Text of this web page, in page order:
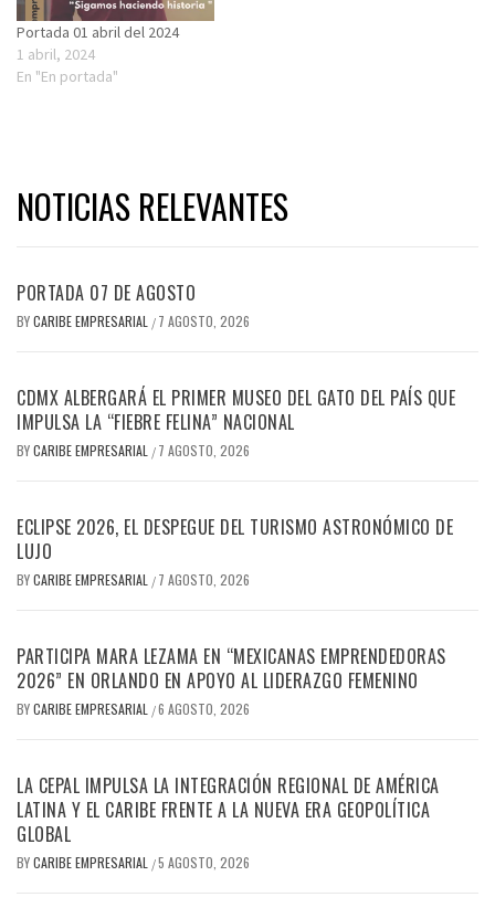
Portada 01 abril del 2024
1 abril, 2024
En "En portada"
NOTICIAS RELEVANTES
PORTADA 07 DE AGOSTO
BYCARIBE EMPRESARIAL / 7 AGOSTO, 2026
CDMX ALBERGARÁ EL PRIMER MUSEO DEL GATO DEL PAÍS QUE
IMPULSA LA “FIEBRE FELINA” NACIONAL
BYCARIBE EMPRESARIAL / 7 AGOSTO, 2026
ECLIPSE 2026, EL DESPEGUE DEL TURISMO ASTRONÓMICO DE
LUJO
BYCARIBE EMPRESARIAL / 7 AGOSTO, 2026
PARTICIPA MARA LEZAMA EN “MEXICANAS EMPRENDEDORAS
2026” EN ORLANDO EN APOYO AL LIDERAZGO FEMENINO
BYCARIBE EMPRESARIAL /6 AGOSTO, 2026
LA CEPAL IMPULSA LA INTEGRACIÓN REGIONAL DE AMÉRICA
LATINA Y EL CARIBE FRENTE A LA NUEVA ERA GEOPOLÍTICA
GLOBAL
BYCARIBE EMPRESARIAL /5 AGOSTO, 2026